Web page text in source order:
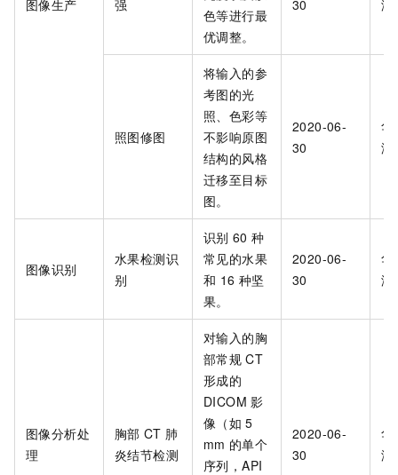
图像生产
强
色等进行最
优调整。
30
海
照图修图
将输入的参
考图的光
照、色彩等
不影响原图
结构的风格
迁移至目标
图。
2020-06-
30
华
海
图像识别
水果检测识
别
识别 60 种
常见的水果
和 16 种坚
果。
2020-06-
30
华
海
图像分析处
理
胸部 CT 肺
炎结节检测
对输入的胸
部常规 CT
形成的
DICOM 影
像（如 5
mm 的单个
序列，API
2020-06-
30
华
海